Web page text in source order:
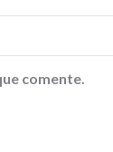
comente.